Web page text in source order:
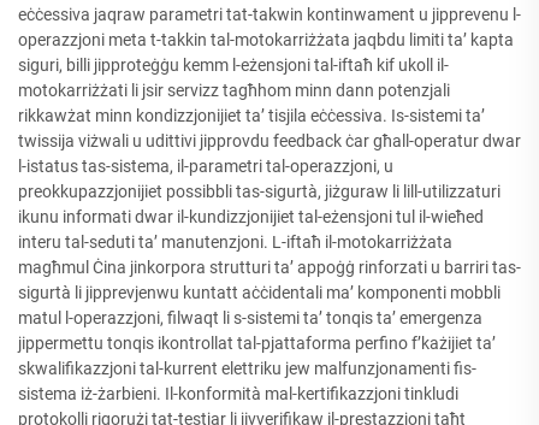
eċċessiva jaqraw parametri tat-takwin kontinwament u jipprevenu l-
operazzjoni meta t-takkin tal-motokarriżżata jaqbdu limiti ta’ kapta
siguri, billi jipproteġġu kemm l-eżensjoni tal-iftaħ kif ukoll il-
motokarriżżati li jsir servizz tagħhom minn dann potenzjali
rikkawżat minn kondizzjonijiet ta’ tisjila eċċessiva. Is-sistemi ta’
twissija viżwali u udittivi jipprovdu feedback ċar għall-operatur dwar
l-istatus tas-sistema, il-parametri tal-operazzjoni, u
preokkupazzjonijiet possibbli tas-sigurtà, jiżguraw li lill-utilizzaturi
ikunu informati dwar il-kundizzjonijiet tal-eżensjoni tul il-wieħed
interu tal-seduti ta’ manutenzjoni. L-iftaħ il-motokarriżżata
magħmul Ċina jinkorpora strutturi ta’ appoġġ rinforzati u barriri tas-
sigurtà li jipprevjenwu kuntatt aċċidentali ma’ komponenti mobbli
matul l-operazzjoni, filwaqt li s-sistemi ta’ tonqis ta’ emergenza
jippermettu tonqis ikontrollat tal-pjattaforma perfino f’każijiet ta’
skwalifikazzjoni tal-kurrent elettriku jew malfunzjonamenti fis-
sistema iż-żarbieni. Il-konformità mal-kertifikazzjoni tinkludi
protokolli rigorużi tat-testjar li jivverifikaw il-prestazzjoni taħt